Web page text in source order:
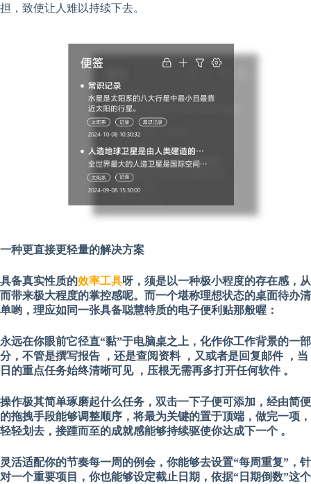
担，致使让人难以持续下去。
一种更直接更轻量的解决方案
具备真实性质的效率工具呀，须是以一种极小程度的存在感，从
而带来极大程度的掌控感呢。而一个堪称理想状态的桌面待办清
单哟，理应如同一张具备聪慧特质的电子便利贴那般喔：
永远在你眼前它径直“黏”于电脑桌之上，化作你工作背景的一部
分，不管是撰写报告 ，还是查阅资料 ，又或者是回复邮件 ，当
日的重点任务始终清晰可见 ，压根无需再多打开任何软件 。
操作极其简单琢磨起什么任务，双击一下子便可添加，经由简便
的拖拽手段能够调整顺序，将最为关键的置于顶端，做完一项，
轻轻划去，接踵而至的成就感能够持续驱使你达成下一个 。
灵活适配你的节奏每一周的例会，你能够去设置“每周重复”，针
对一个重要项目，你也能够设定截止日期，依据“日期倒数”这个